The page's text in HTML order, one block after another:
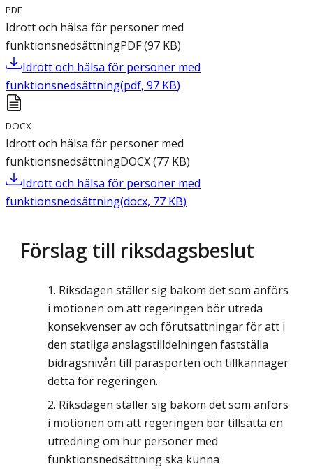
PDF
Idrott och hälsa för personer med
funktionsnedsättningPDF(97 KB)
Idrott och hälsa för personer med
funktionsnedsättning(pdf, 97 KB)
DOCX
Idrott och hälsa för personer med
funktionsnedsättningDOCX(77 KB)
Idrott och hälsa för personer med
funktionsnedsättning(docx, 77 KB)
Förslag till riksdagsbeslut
Riksdagen ställer sig bakom det som anförs
i motionen om att regeringen bör utreda
konsekvenser av och förutsättningar för att i
den statliga anslagstilldelningen fastställa
bidragsnivån till parasporten och tillkännager
detta för regeringen.
Riksdagen ställer sig bakom det som anförs
i motionen om att regeringen bör tillsätta en
utredning om hur personer med
funktionsnedsättning ska kunna